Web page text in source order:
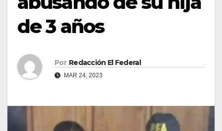
de 3 años
Por Redacción El Federal
MAR 24, 2023